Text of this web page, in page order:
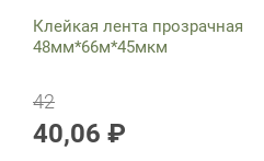
Клейкая лента прозрачная
48мм*66м*45мкм
40,06 ₽
42